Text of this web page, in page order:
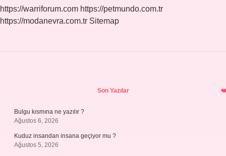
https://warriforum.com https://petmundo.com.tr
https://modanevra.com.tr Sitemap
Son Yazılar
Bulgu kısmına ne yazılır ?
Ağustos 6, 2026
Kuduz insandan insana geçiyor mu ?
Ağustos 5, 2026